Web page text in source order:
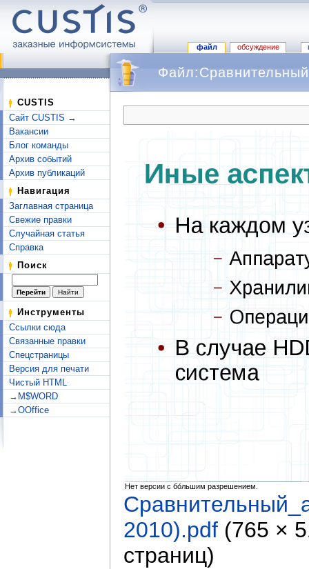
файл обсуждение
CUSTIS
Сайт CUSTIS →
Вакансии
Блог команды
Архив событий
Архив публикаций
Навигация
Заглавная страница
Свежие правки
Случайная статья
Справка
Поиск
Инструменты
Ссылки сюда
Связанные правки
Спецстраницы
Версия для печати
Чистый HTML
→M$WORD
→OOffice
Нет версии с бо́льшим разрешением.
2010).pdf (765 ×
страниц)